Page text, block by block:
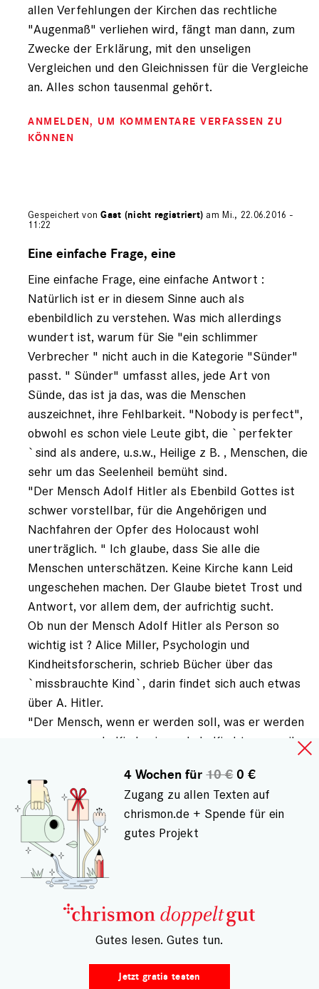
allen Verfehlungen der Kirchen das rechtliche
"Augenmaß" verliehen wird, fängt man dann, zum
Zwecke der Erklärung, mit den unseligen
Vergleichen und den Gleichnissen für die Vergleiche
an. Alles schon tausenmal gehört.
ANMELDEN, UM KOMMENTARE VERFASSEN ZU
KÖNNEN
Gespeichert vonGast (nicht registriert) am Mi., 22.06.2016 -
11:22
auf
Leserbrief
Eine einfache Frage, eine
Eine einfache Frage, eine einfache Antwort :
Natürlich ist er in diesem Sinne auch als
ebenbildlich zu verstehen. Was mich allerdings
wundert ist, warum für Sie "ein schlimmer
Verbrecher " nicht auch in die Kategorie "Sünder"
passt. " Sünder" umfasst alles, jede Art von
Sünde, das ist ja das, was die Menschen
auszeichnet, ihre Fehlbarkeit. "Nobody is perfect",
obwohl es schon viele Leute gibt, die `perfekter
`sind als andere, u.s.w., Heilige z B. , Menschen, die
sehr um das Seelenheil bemüht sind.
"Der Mensch Adolf Hitler als Ebenbild Gottes ist
schwer vorstellbar, für die Angehörigen und
Nachfahren der Opfer des Holocaust wohl
unerträglich. " Ich glaube, dass Sie alle die
Menschen unterschätzen. Keine Kirche kann Leid
ungeschehen machen. Der Glaube bietet Trost und
Antwort, vor allem dem, der aufrichtig sucht.
Ob nun der Mensch Adolf Hitler als Person so
wichtig ist ? Alice Miller, Psychologin und
Kindheitsforscherin, schrieb Bücher über das
`missbrauchte Kind`, darin findet sich auch etwas
über A. Hitler.
"Der Mensch, wenn er werden soll, was er werden
muss, muss als Kind sein, und als Kind tun, was ihn
muss es wissen.
ANMELDEN
, UM KOMMENTARE VERFASSEN ZU
KÖNNEN
4 Wochen für10 €0 €
Zugang zu allen Texten auf
chrismon.de + Spende für ein
gutes Projekt
– Gutes lesen. Gutes tun.
Jetzt gratis testen